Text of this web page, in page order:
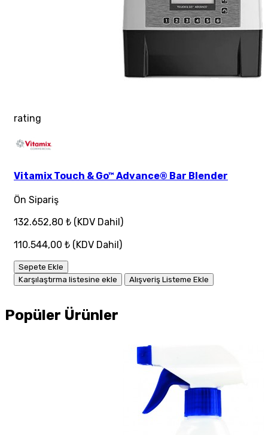
rating
Vitamix Touch & Go™ Advance® Bar Blender
Ön Sipariş
132.652,80 ₺ (KDV Dahil)
110.544,00 ₺ (KDV Dahil)
Sepete Ekle
Karşılaştırma listesine ekle
Alışveriş Listeme Ekle
Popüler Ürünler